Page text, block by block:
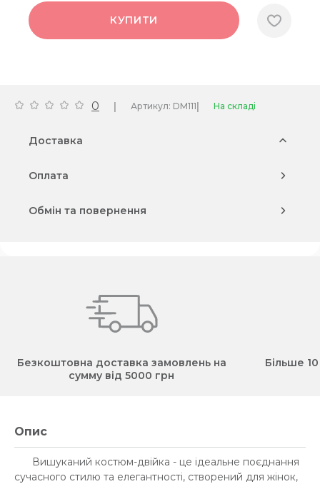
КУПИТИ
0 | Артикул: DM111| На складі
Доставка
Оплата
Обмін та повернення
Безкоштовна доставка замовлень на
сумму від 5000 грн
Більше
Опис
Вишуканий костюм-двійка - це ідеальне поєднання
сучасного стилю та елегантності, створений для жінок,